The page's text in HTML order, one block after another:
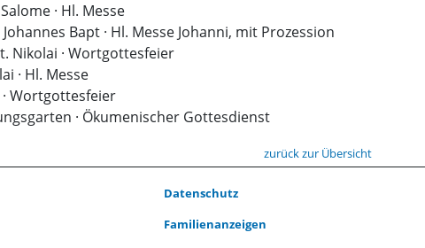
· Hl. Messe
Bapt · Hl. Messe Johanni, mit Prozession
Nikolai · Wortgottesfeier
· Hl. Messe
Wortgottesfeier
· Ökumenischer Gottesdienst
zurück zur Übersicht
Datenschutz
Familienanzeigen